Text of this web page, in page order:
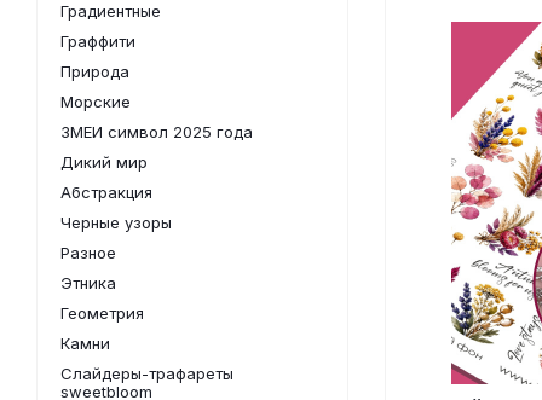
Градиентные
Граффити
Природа
Морские
ЗМЕИ символ 2025 года
Дикий мир
Абстракция
Черные узоры
Разное
Этника
Геометрия
Камни
Слайдеры-трафареты
sweetbloom